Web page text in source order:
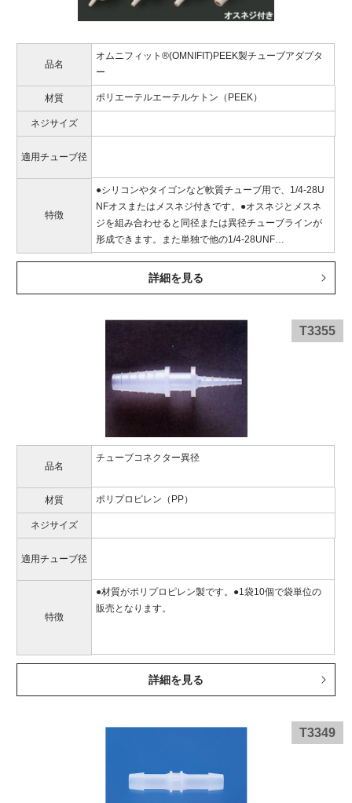
品名
オムニフィット®(OMNIFIT)PEEK製チューブアダプタ
ー
材質 ポリエーテルエーテルケトン（PEEK）
ネジサイズ
適用チューブ径
特徴
●シリコンやタイゴンなど軟質チューブ用で、1/4-28U
NFオスまたはメスネジ付きです。●オスネジとメスネ
ジを組み合わせると同径または異径チューブラインが
形成できます。また単独で他の1/4-28UNF…
詳細を見る
T3355
品名
チューブコネクター異径
材質 ポリプロピレン（PP）
ネジサイズ
適用チューブ径
特徴
●材質がポリプロピレン製です。●1袋10個で袋単位の
販売となります。
詳細を見る
T3349